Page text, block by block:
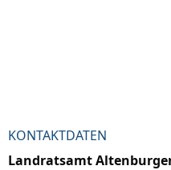
KONTAKTDATEN
Landratsamt